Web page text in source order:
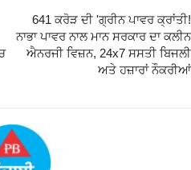
641 ਕਰੋੜ ਦੀ 'ਗ੍ਰੀਨ ਪਾਵਰ ਕ੍ਰਾਂਤੀ!
ਨਾਭਾ ਪਾਵਰ ਨਾਲ ਮਾਨ ਸਰਕਾਰ ਦਾ ਕਲੀਨ
ਐਨਰਜੀ ਵਿਜ਼ਨ, 24x7 ਸਸਤੀ ਬਿਜਲੀ
ਅਤੇ ਹਜ਼ਾਰਾਂ ਨੌਕਰੀਆਂ